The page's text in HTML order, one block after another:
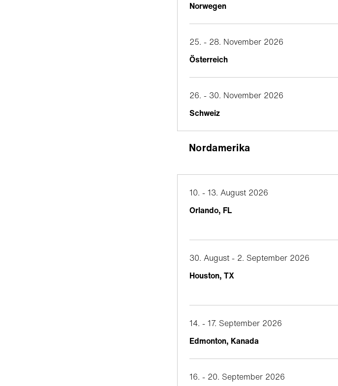
Norwegen
25. - 28. November 2026
Österreich
26. - 30. November 2026
Schweiz
Nordamerika
10. - 13. August 2026
Orlando, FL
30. August - 2. September 2026
Houston, TX
14. - 17. September 2026
Edmonton, Kanada
16. - 20. September 2026